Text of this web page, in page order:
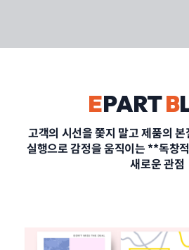
PORTFOLIO
CONTACT
EPARTB
고객의 시선을 쫓지 말고 제품의
실행으로 감정을 움직이는 **독창
새로운 관점